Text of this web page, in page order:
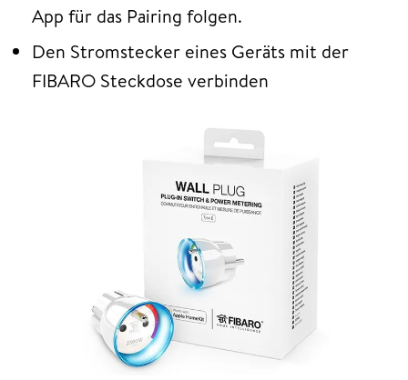
App für das Pairing folgen.
Den Stromstecker eines Geräts mit der
FIBARO Steckdose verbinden